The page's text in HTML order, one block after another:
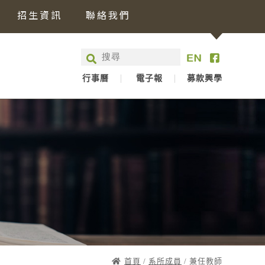
招生資訊 聯絡我們
行事曆 電子報 募款興學
首頁 / 系所成員 / 兼任教師